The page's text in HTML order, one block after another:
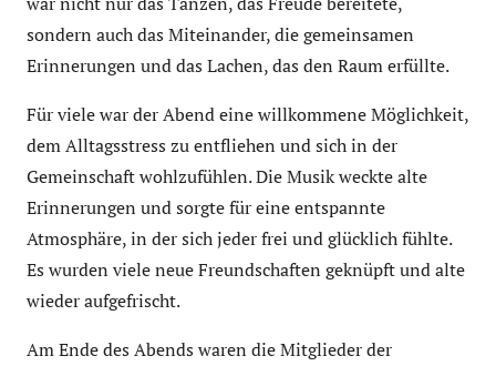
sondern auch das Miteinander, die gemeinsamen
Erinnerungen und das Lachen, das den Raum erfüllte.
Für viele war der Abend eine willkommene Möglichkeit,
dem Alltagsstress zu entfliehen und sich in der
Gemeinschaft wohlzufühlen. Die Musik weckte alte
Erinnerungen und sorgte für eine entspannte
Atmosphäre, in der sich jeder frei und glücklich fühlte.
Es wurden viele neue Freundschaften geknüpft und alte
wieder aufgefrischt.
Am Ende des Abends waren die Mitglieder der